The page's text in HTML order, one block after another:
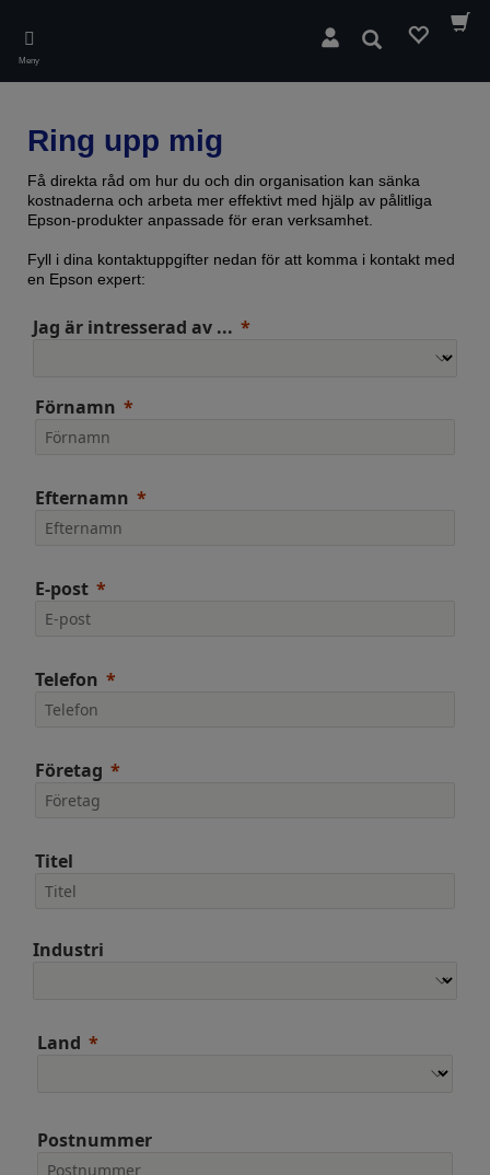
main
content
Meny
Sök
Ring upp mig
Få direkta råd om hur du och din organisation kan sänka
kostnaderna och arbeta mer effektivt med hjälp av pålitliga
Epson-produkter anpassade för eran verksamhet.
Fyll i dina kontaktuppgifter nedan för att komma i kontakt med
en Epson expert:
Jag är intresserad av ...
Förnamn
Efternamn
E-post
Telefon
Företag
Titel
Industri
Land
Postnummer